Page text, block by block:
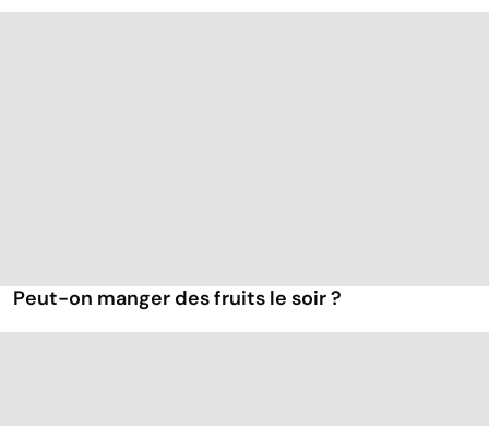
Peut-on manger des fruits le soir ?